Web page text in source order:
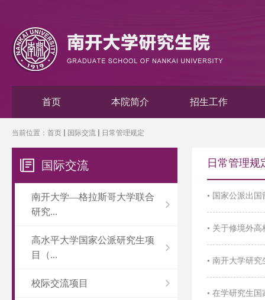
首页 本院简介 招生工作
当前位置： 首页 国际交流 日常管理规定
国际交流
南开大学—格拉斯哥大学联合
研究...
高水平大学国家公派研究生项
目（...
校际交流项目
日常管理规
• 国家公派出
• 关于修境外高
• 南开大学研究
• 在学研究生国